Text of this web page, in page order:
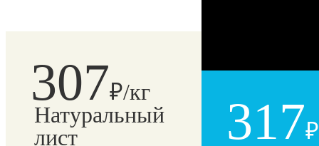
307₽/кг
Натуральный
лист
317